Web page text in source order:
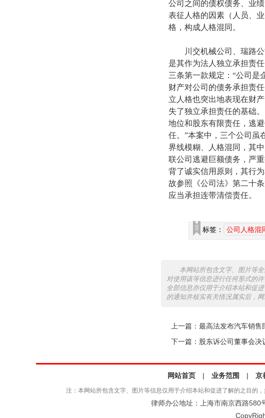
公司之间的债权债务、业
表征人格的因素（人员、
格，构成人格混同。
川交机械公司、瑞路公
是其作为法人独立承担责
三条第一款规定：“公司是
财产对公司的债务承担责
立人格也突出地表现在财
失了独立承担责任的基础
地位和股东有限责任，逃
任。”本案中，三个公司虽
界线模糊、人格混同，其
联公司逃避巨额债务，严
背了诚实信用原则，其行
故参照《公司法》第二十
应当承担连带清偿责任。
标签： 公司人格混
本网站所包含文字、图片等
对使用该等信息进行任何形式的
全部信息亦仅用于介绍本站和促
的通知并核实有关情况属实后，
上一篇： 最高法发布汽车销售
下一篇： 股东诉公司董事会决
网站首页 | 业务范围 | 京
注：本网站所包含文字、图片等信息仅用于介绍本站和促进了解的之目的
律师办公地址：上海市南京西路580